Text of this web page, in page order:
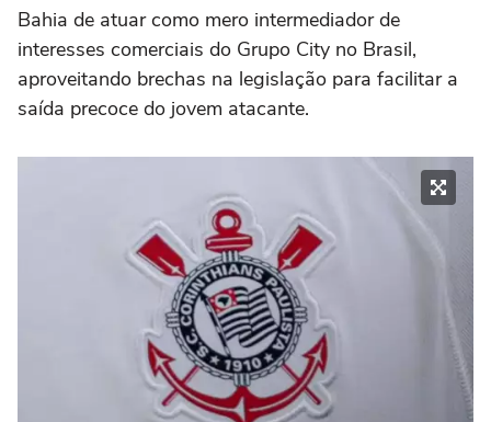
Bahia de atuar como mero intermediador de
interesses comerciais do Grupo City no Brasil,
aproveitando brechas na legislação para facilitar a
saída precoce do jovem atacante.